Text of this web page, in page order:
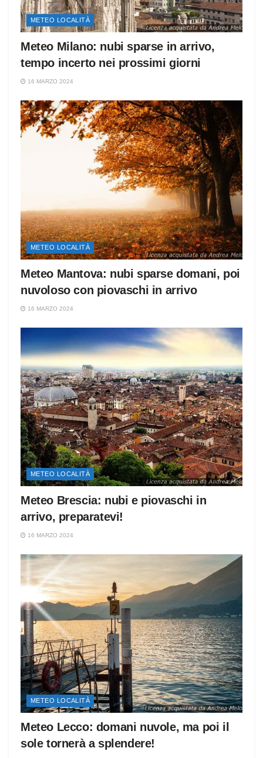
METEO LOCALITÀ
Meteo Milano: nubi sparse in arrivo,
tempo incerto nei prossimi giorni
16 MARZO 2024
METEO LOCALITÀ
Meteo Mantova: nubi sparse domani, poi
nuvoloso con piovaschi in arrivo
16 MARZO 2024
METEO LOCALITÀ
Meteo Brescia: nubi e piovaschi in
arrivo, preparatevi!
16 MARZO 2024
METEO LOCALITÀ
Meteo Lecco: domani nuvole, ma poi il
sole tornerà a splendere!